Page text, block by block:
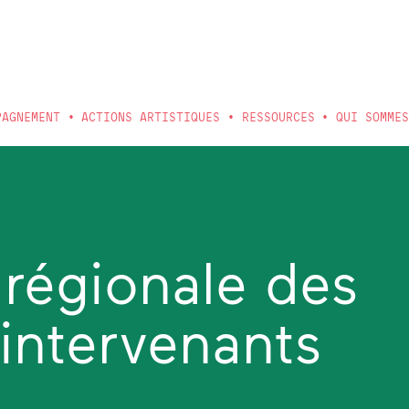
ACTIONS ARTISTIQUES RESSOURCES QUI
des